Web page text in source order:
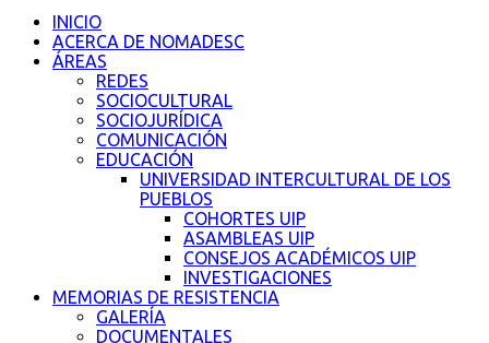
INICIO
ACERCA DE NOMADESC
ÁREAS
REDES
SOCIOCULTURAL
SOCIOJURÍDICA
COMUNICACIÓN
EDUCACIÓN
UNIVERSIDAD INTERCULTURAL DE LOS
PUEBLOS
COHORTES UIP
ASAMBLEAS UIP
CONSEJOS ACADÉMICOS UIP
INVESTIGACIONES
MEMORIAS DE RESISTENCIA
GALERÍA
DOCUMENTALES